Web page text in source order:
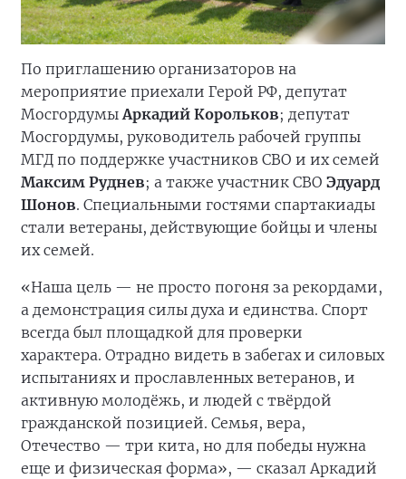
По приглашению организаторов на
мероприятие приехали Герой РФ, депутат
МосгордумыАркадий Корольков; депутат
Мосгордумы, руководитель рабочей группы
МГД по поддержке участников СВО и их семей
Максим Руднев; а также участник СВО Эдуард
Шонов. Специальными гостями спартакиады
стали ветераны, действующие бойцы и члены
их семей.
«Наша цель — не просто погоня за рекордами,
а демонстрация силы духа и единства. Спорт
всегда был площадкой для проверки
характера. Отрадно видеть в забегах и силовых
испытаниях и прославленных ветеранов, и
активную молодёжь, и людей с твёрдой
гражданской позицией. Семья, вера,
Отечество — три кита, но для победы нужна
еще и физическая форма», — сказал Аркадий